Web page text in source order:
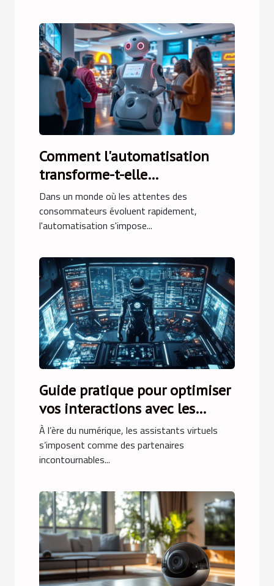
Comment l'automatisation
transforme-t-elle
l'engagement client ?
Dans un monde où les attentes des
consommateurs évoluent rapidement,
l'automatisation s'impose...
Guide pratique pour optimiser
vos interactions avec les
assistants virtuels
À l’ère du numérique, les assistants virtuels
s’imposent comme des partenaires
incontournables...